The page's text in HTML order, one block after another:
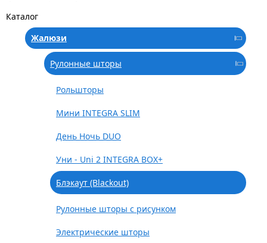
Каталог
Жалюзи
Рулонные шторы
Рольшторы
Мини INTEGRA SLIM
День Ночь DUO
Уни - Uni 2 INTEGRA BOX+
Блэкаут (Blackout)
Рулонные шторы с рисунком
Электрические шторы